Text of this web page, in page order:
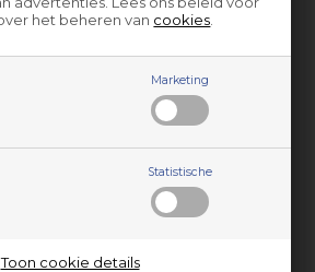
het beheren van cookies
Marketing
Statistische
Toon cookie details
Wasmachine Faure